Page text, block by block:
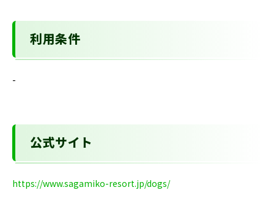
利用条件
-
公式サイト
https://www.sagamiko-resort.jp/dogs/